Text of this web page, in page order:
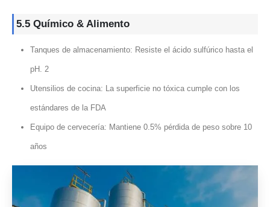
5.5 Químico & Alimento
Tanques de almacenamiento: Resiste el ácido sulfúrico hasta el
pH. 2
Utensilios de cocina: La superficie no tóxica cumple con los
estándares de la FDA
Equipo de cervecería: Mantiene 0.5% pérdida de peso sobre 10
años